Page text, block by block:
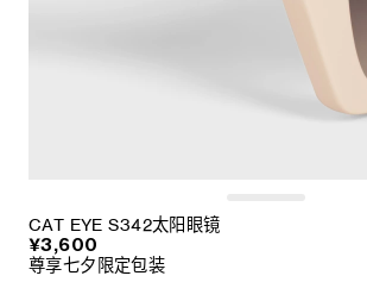
CAT EYE S342太阳眼镜
¥3,600
尊享七夕限定包装